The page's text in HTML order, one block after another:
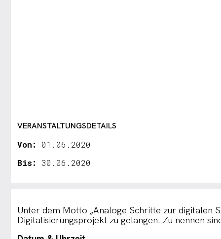
VERANSTALTUNGSDETAILS
Von:
01.06.2020
Bis:
30.06.2020
Unter dem Motto „Analoge Schritte zur digitalen
Digitalisierungsprojekt zu gelangen. Zu nennen